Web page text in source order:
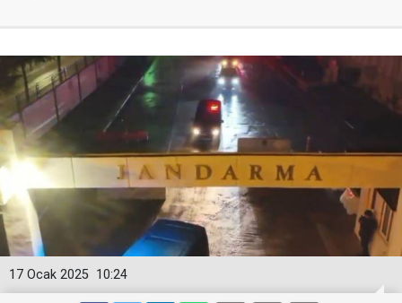
10:24
17 Ocak 2025